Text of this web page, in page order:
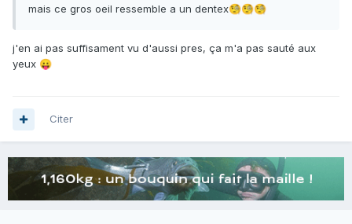
mais ce gros oeil ressemble a un dentex🧐🧐🧐
j'en ai pas suffisament vu d'aussi pres, ça m'a pas sauté aux
yeux 😛
Citer